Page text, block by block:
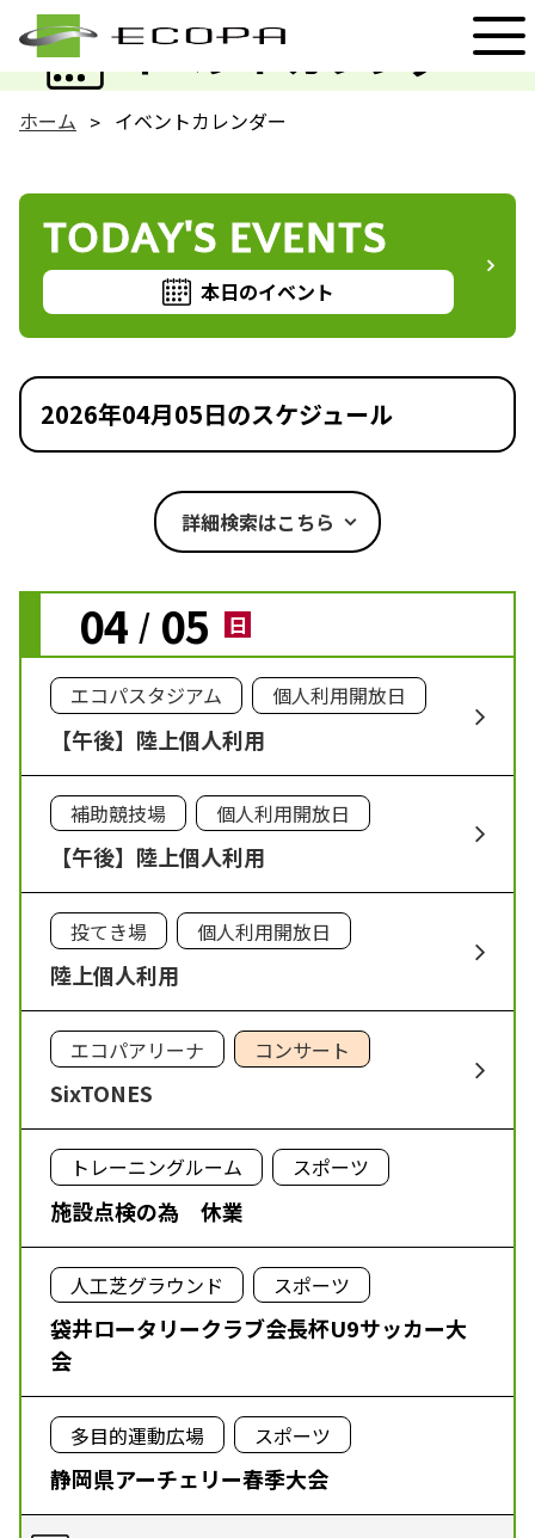
イベントカレンダー
EVENT
ホーム イベントカレンダー
TODAY'S EVENTS
本日のイベント
2026年04月05日のスケジュール
詳細検索はこちら
04 / 05 日
エコパスタジアム 個人利用開放日
【午後】陸上個人利用
補助競技場 個人利用開放日
【午後】陸上個人利用
投てき場 個人利用開放日
陸上個人利用
エコパアリーナ コンサート
SixTONES
トレーニングルーム スポーツ
施設点検の為 休業
人工芝グラウンド スポーツ
袋井ロータリークラブ会長杯U9サッカー大
会
多目的運動広場 スポーツ
静岡県アーチェリー春季大会